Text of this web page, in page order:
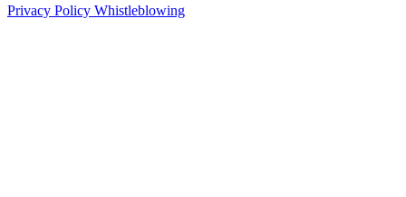
Privacy Policy Whistleblowing